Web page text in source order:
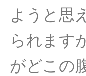
ようと思
られます
がどこの